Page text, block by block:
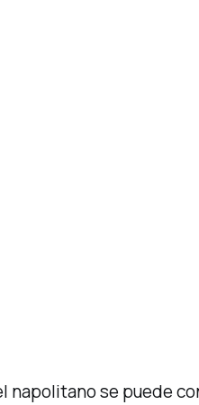
napolitano se puede